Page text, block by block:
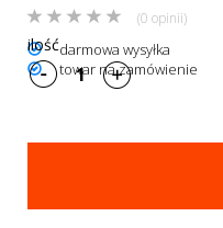
Przyczepy
samochodowe
(0 opinii)
darmowa wysyłka
towar na zamówienie
ilość